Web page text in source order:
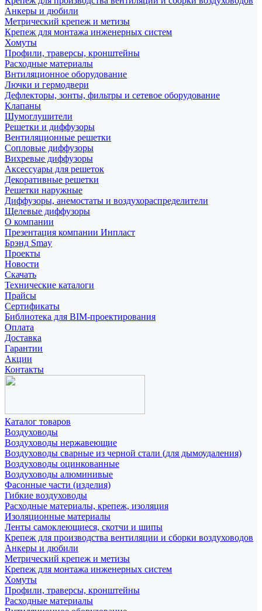
Анкеры и дюбили
Метрический крепеж и метизы
Крепеж для монтажа инженерных систем
Хомуты
Профили, траверсы, кронштейны
Расходные материалы
Внтиляционное оборудование
Лючки и гермодвери
Дефлекторы, зонты, фильтры и сетевое оборудование
Клапаны
Шумоглушители
Решетки и диффузоры
Вентиляционные решетки
Сопловые диффузоры
Вихревые диффузоры
Аксессуары для решеток
Декоративные решетки
Решетки наружные
Диффузоры, анемостаты и воздухораспределители
Щелевые диффузоры
О компании
Презентация компании Инпласт
Брэнд Smay
Проекты
Новости
Скачать
Технические каталоги
Прайсы
Сертификаты
Библиотека для BIM-проектирования
Оплата
Доставка
Гарантии
Акции
Контакты
Каталог товаров
Воздуховоды
Воздуховоды нержавеющие
Воздуховоды сварные из черной стали (для дымоудаления)
Воздуховоды оцинкованные
Воздуховоды алюминивые
Фасонные части (изделия)
Гибкие воздуховоды
Расходные материалы, крепеж, изоляция
Изоляционные материалы
Ленты самоклеющиеся, скотчи и шипы
Крепеж для производства вентиляции и сборки воздуховодов
Анкеры и дюбили
Метрический крепеж и метизы
Крепеж для монтажа инженерных систем
Хомуты
Профили, траверсы, кронштейны
Расходные материалы